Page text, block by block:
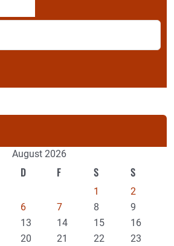
August 2026
D F S S
1
2
6 7 8
9
13 14 15
16
20 21 22
23